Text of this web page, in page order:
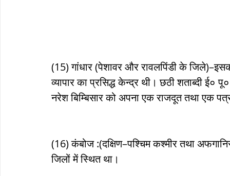
(15) गांधार (पेशावर और रावलपिंडी के
व्यापार का प्रसिद्ध केन्द्र थी। छठी शताब्दी
नरेश बिम्बिसार को अपना एक राजदूत तथा एक
(16) कंबोज :(दक्षिण–पश्चिम कश्मीर तथा
जिलों में स्थित था।